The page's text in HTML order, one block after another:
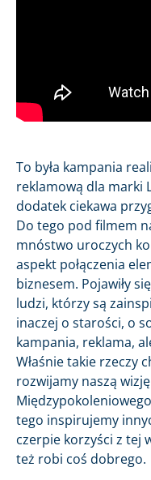
To była kampania
reklamową dla marki
dodatek ciekawa
Do tego pod filmem
mnóstwo uroczych
aspekt połączenia
biznesem. Pojawiły
ludzi, którzy są
inaczej o starości, o
kampania, reklama,
Właśnie takie rzeczy
rozwijamy naszą
tego inspirujemy
czerpie korzyści z tej
też robi coś dobrego.